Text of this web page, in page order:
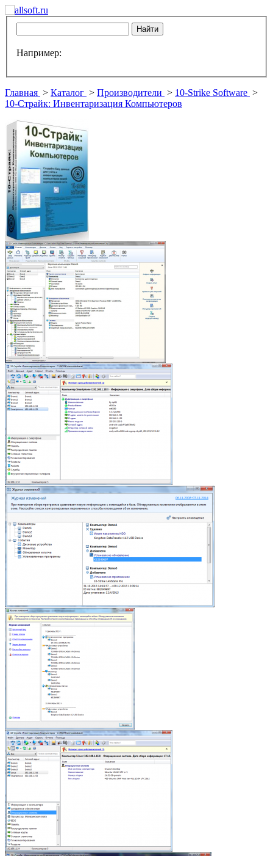
Например:
Главная > Каталог > Производители > 10-Strike Software >
10-Страйк: Инвентаризация Компьютеров